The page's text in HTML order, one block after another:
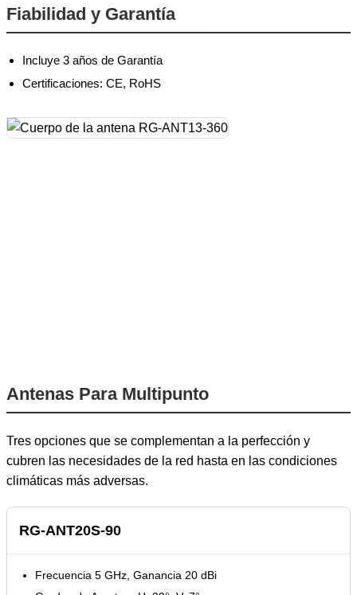
Fiabilidad y Garantía
Incluye 3 años de Garantía
Certificaciones: CE, RoHS
Antenas Para Multipunto
Tres opciones que se complementan a la perfección y
cubren las necesidades de la red hasta en las condiciones
climáticas más adversas.
RG-ANT20S-90
Frecuencia 5 GHz, Ganancia 20 dBi